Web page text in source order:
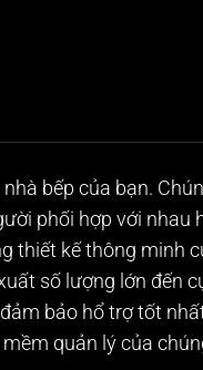
bếp của bạn.
phối hợp với
thiết kế thông minh
số lượng lớn đến
bảo hổ trợ tốt
quản lý của